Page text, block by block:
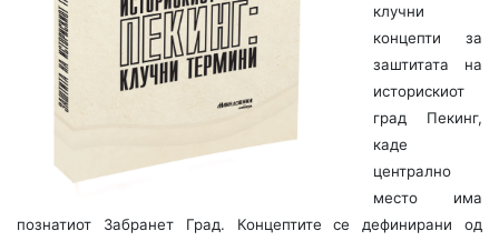
клучни
концепти за
заштитата на
историскиот
град Пекинг,
каде
централно
место има
познатиот Забранет Град. Концептите се дефинирани од